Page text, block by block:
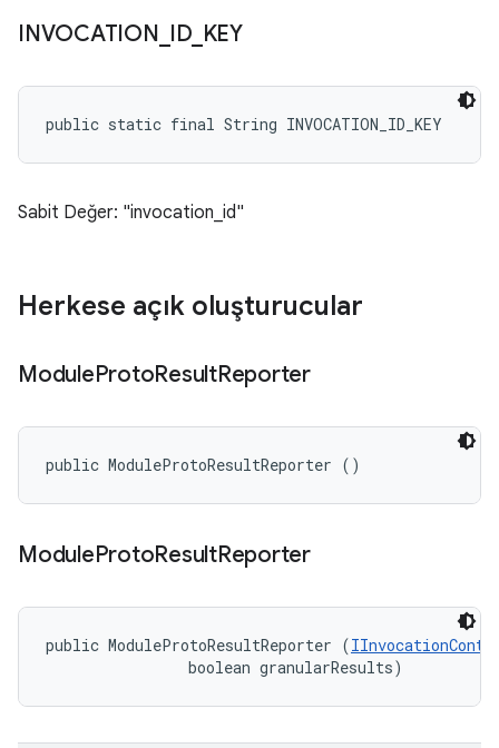
INVOCATION ID_ KEY
public static final String INVOCATION_ID_KEY
Sabit Değer: "invocation_id"
Herkese açık oluşturucular
ModuleProtoResultReporter
public ModuleProtoResultReporter ()
ModuleProtoResultReporter
public ModuleProtoResultReporter (
                boolean granularResults)